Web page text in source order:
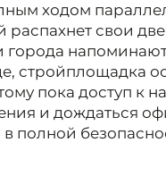
ходом
распахнет свои
стройплощадка
пока доступ к
и дождаться
полной